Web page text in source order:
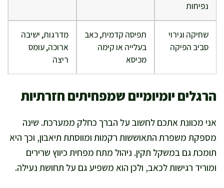
נפיחות
שחיקה וגירוי
סביב הפיקה
תפיסה קדמית, כאב
בעלייה או קימה
מכיסא
מדרגות, ישיבה
ארוכה, עומס
ריצה
הרגלים יומיומיים שמפחיתים חזרתיות
אני מכוונת אתכם לחשוב על הברך כחלק ממערכת. שינה
מספקת משפרת התאוששות רקמות ומווסתת תיאבון, וכך היא
תומכת גם במשקל תקין. ניהול מתח מפחית כיווץ שרירים
ומוריד רגישות לכאב, ולכן הוא משפיע גם על תחושת נעילה.